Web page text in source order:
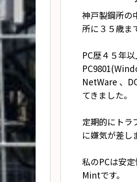
神戸製鋼所の
所に３５歳ま
PC歴４５年以
NetWare 、
てきました。
定期的にト
に嫌気が差し
私のPCは安
Mintです。